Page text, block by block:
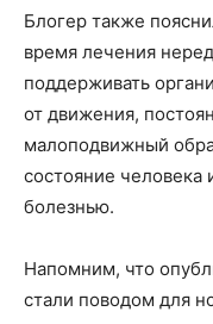
Блогер также
время лечения
поддерживать
от движения,
малоподвижный
состояние человека
болезнью.
Напомним, что
стали поводом для